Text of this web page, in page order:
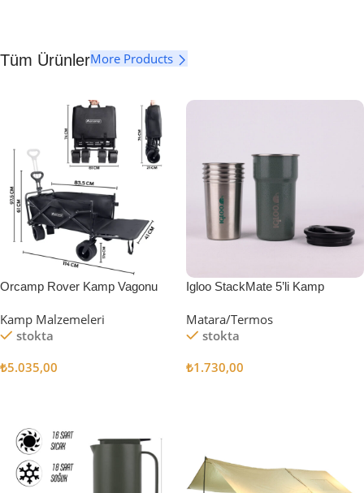
Tüm ÜrünlerMore Products
Orcamp Rover Kamp Vagonu
Kamp Malzemeleri
stokta
₺5.035,00
Igloo StackMate 5’li Kamp
Matara/Termos
stokta
₺1.730,00